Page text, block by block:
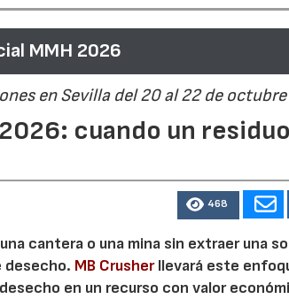
MMH 2026
en Sevilla del 20 al 22 de octubre
cuando un
468
cantera o una mina sin extraer una
desecho. MB Crusherllevará este
en un recurso con valor